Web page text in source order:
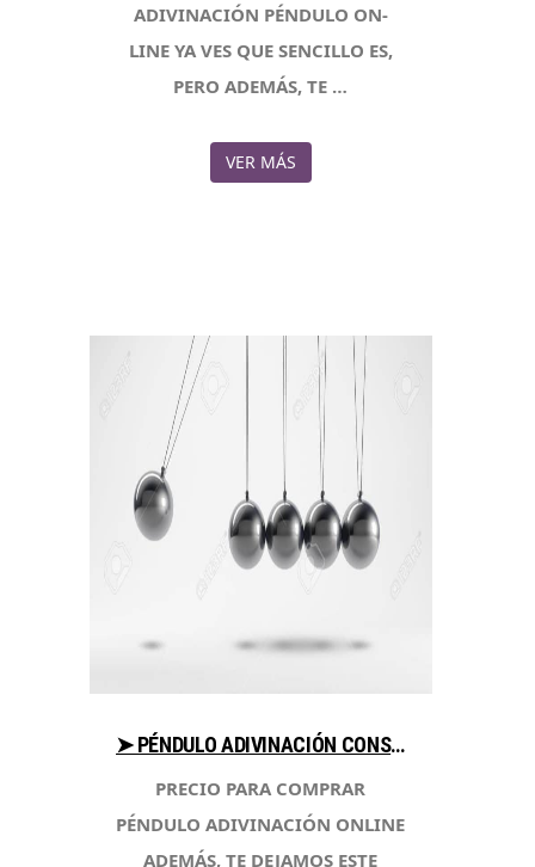
ADIVINACIÓN PÉNDULO ON-
LINE YA VES QUE SENCILLO ES,
PERO ADEMÁS, TE …
VER MÁS
➤ PÉNDULO ADIVINACIÓN CONSEJOS PARA COMPRAR CON LIBRERIAESOTERICA.NET
PRECIO PARA COMPRAR
PÉNDULO ADIVINACIÓN ONLINE
ADEMÁS, TE DEJAMOS ESTE